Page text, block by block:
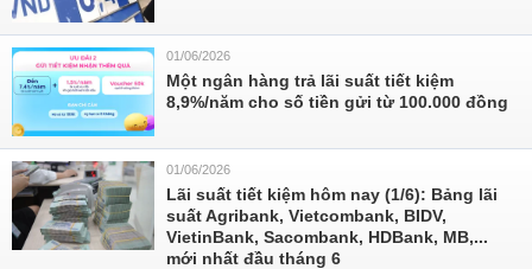
01/06/2026
Một ngân hàng trả lãi suất tiết kiệm
8,9%/năm cho số tiền gửi từ 100.000 đồng
01/06/2026
Lãi suất tiết kiệm hôm nay (1/6): Bảng lãi
suất Agribank, Vietcombank, BIDV,
VietinBank, Sacombank, HDBank, MB,...
mới nhất đầu tháng 6